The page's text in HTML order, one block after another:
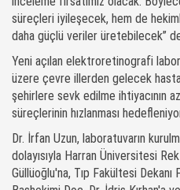
süreçleri iyileşecek, hem de
daha güçlü veriler üretebilecek”
Yeni açılan elektroretinografi
üzere çevre illerden gelecek
şehirlere sevk edilme ihtiyacının
süreçlerinin hızlanması
Dr. İrfan Uzun, laboratuvarın
dolayısıyla Harran Üniversitesi
Güllüoğlu'na, Tıp Fakültesi